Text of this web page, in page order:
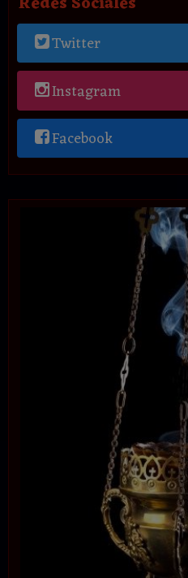
Twitter
Instagram
Facebook